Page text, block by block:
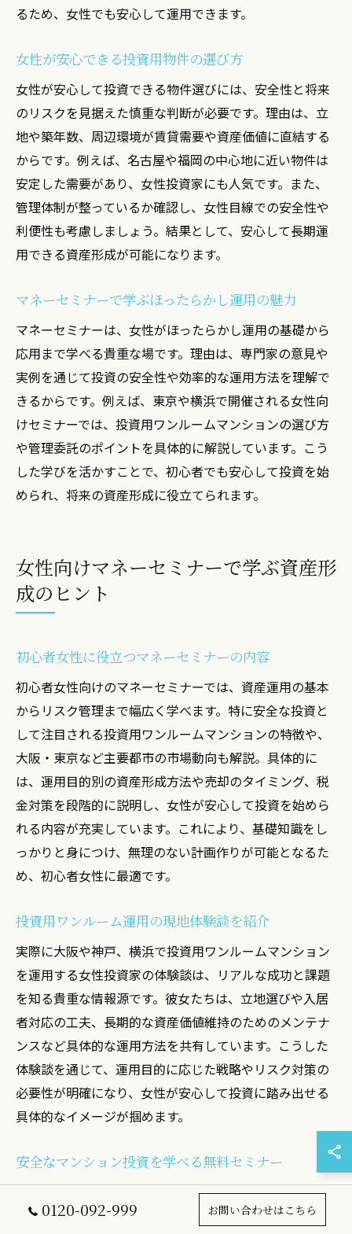
るため、女性でも安心して運用できます。
女性が安心できる投資用物件の選び方
女性が安心して投資できる物件選びには、安全性と将来
のリスクを見据えた慎重な判断が必要です。理由は、立
地や築年数、周辺環境が賃貸需要や資産価値に直結する
からです。例えば、名古屋や福岡の中心地に近い物件は
安定した需要があり、女性投資家にも人気です。また、
管理体制が整っているか確認し、女性目線での安全性や
利便性も考慮しましょう。結果として、安心して長期運
用できる資産形成が可能になります。
マネーセミナーで学ぶほったらかし運用の魅力
マネーセミナーは、女性がほったらかし運用の基礎から
応用まで学べる貴重な場です。理由は、専門家の意見や
実例を通じて投資の安全性や効率的な運用方法を理解で
きるからです。例えば、東京や横浜で開催される女性向
けセミナーでは、投資用ワンルームマンションの選び方
や管理委託のポイントを具体的に解説しています。こう
した学びを活かすことで、初心者でも安心して投資を始
められ、将来の資産形成に役立てられます。
女性向けマネーセミナーで学ぶ資産形
成のヒント
初心者女性に役立つマネーセミナーの内容
初心者女性向けのマネーセミナーでは、資産運用の基本
からリスク管理まで幅広く学べます。特に安全な投資と
して注目される投資用ワンルームマンションの特徴や、
大阪・東京など主要都市の市場動向も解説。具体的に
は、運用目的別の資産形成方法や売却のタイミング、税
金対策を段階的に説明し、女性が安心して投資を始めら
れる内容が充実しています。これにより、基礎知識をし
っかりと身につけ、無理のない計画作りが可能となるた
め、初心者女性に最適です。
投資用ワンルーム運用の現地体験談を紹介
実際に大阪や神戸、横浜で投資用ワンルームマンション
を運用する女性投資家の体験談は、リアルな成功と課題
を知る貴重な情報源です。彼女たちは、立地選びや入居
者対応の工夫、長期的な資産価値維持のためのメンテナ
ンスなど具体的な運用方法を共有しています。こうした
体験談を通じて、運用目的に応じた戦略やリスク対策の
必要性が明確になり、女性が安心して投資に踏み出せる
具体的なイメージが掴めます。
安全なマンション投資を学べる無料セミナー
無料セミナーでは、特に女性が抱きやすい投資の不安を
解消し、安全性を重視したマンション投資の知識を提供
0120-092-999 お問い合わせはこちら